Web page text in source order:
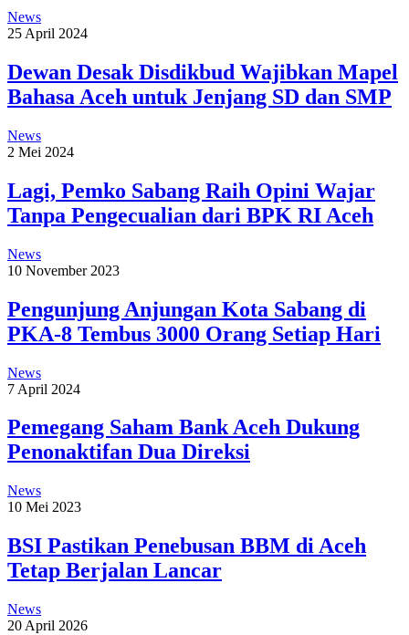
News
25 April 2024
Dewan Desak Disdikbud Wajibkan Mapel
Bahasa Aceh untuk Jenjang SD dan SMP
News
2 Mei 2024
Lagi, Pemko Sabang Raih Opini Wajar
Tanpa Pengecualian dari BPK RI Aceh
News
10 November 2023
Pengunjung Anjungan Kota Sabang di
PKA-8 Tembus 3000 Orang Setiap Hari
News
7 April 2024
Pemegang Saham Bank Aceh Dukung
Penonaktifan Dua Direksi
News
10 Mei 2023
BSI Pastikan Penebusan BBM di Aceh
Tetap Berjalan Lancar
News
20 April 2026